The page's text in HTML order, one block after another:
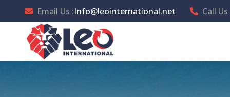
Email Us :Info@leointernational.net Call Us